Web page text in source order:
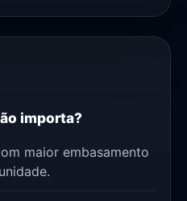
importa?
maior embasamento